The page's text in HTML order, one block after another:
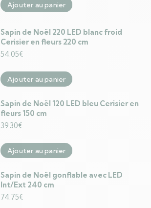
Ajouter au panier
Sapin de Noël 220 LED blanc froid
Cerisier en fleurs 220 cm
54.05€
Ajouter au panier
Sapin de Noël 120 LED bleu Cerisier en
fleurs 150 cm
39.30€
Ajouter au panier
Sapin de Noël gonflable avec LED
Int/Ext 240 cm
74.75€